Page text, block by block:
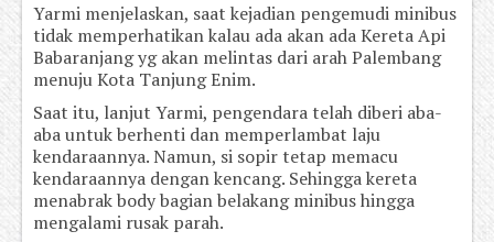
Yarmi menjelaskan, saat kejadian pengemudi minibus
tidak memperhatikan kalau ada akan ada Kereta Api
Babaranjang yg akan melintas dari arah Palembang
menuju Kota Tanjung Enim.
Saat itu, lanjut Yarmi, pengendara telah diberi aba-
aba untuk berhenti dan memperlambat laju
kendaraannya. Namun, si sopir tetap memacu
kendaraannya dengan kencang. Sehingga kereta
menabrak body bagian belakang minibus hingga
mengalami rusak parah.